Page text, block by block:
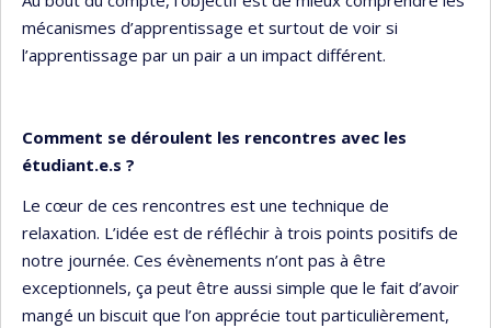
mécanismes d’apprentissage et surtout de voir si
l’apprentissage par un pair a un impact différent.
Comment se déroulent les rencontres avec les
étudiant.e.s ?
Le cœur de ces rencontres est une technique de
relaxation. L’idée est de réfléchir à trois points positifs de
notre journée. Ces évènements n’ont pas à être
exceptionnels, ça peut être aussi simple que le fait d’avoir
mangé un biscuit que l’on apprécie tout particulièrement,